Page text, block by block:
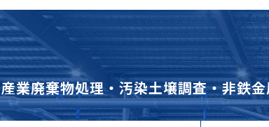
産業廃棄物処理・汚染土壌調査・非鉄